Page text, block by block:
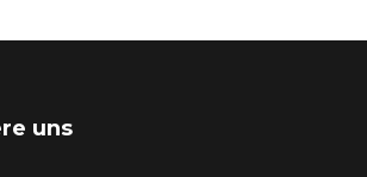
uns